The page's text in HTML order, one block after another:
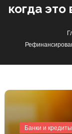
когда
Банки и кредиты